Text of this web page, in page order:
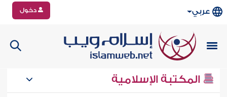
عربي دخول
المكتبة الإسلامية